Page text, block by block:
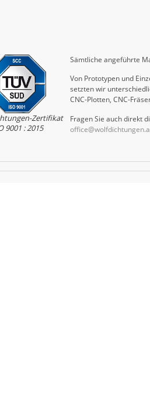
Zertifikat
9001 : 2015
Sämtliche angeführte
Von Prototypen und
setzten wir
CNC-Plotten, CNC-
Fragen Sie auch direkt